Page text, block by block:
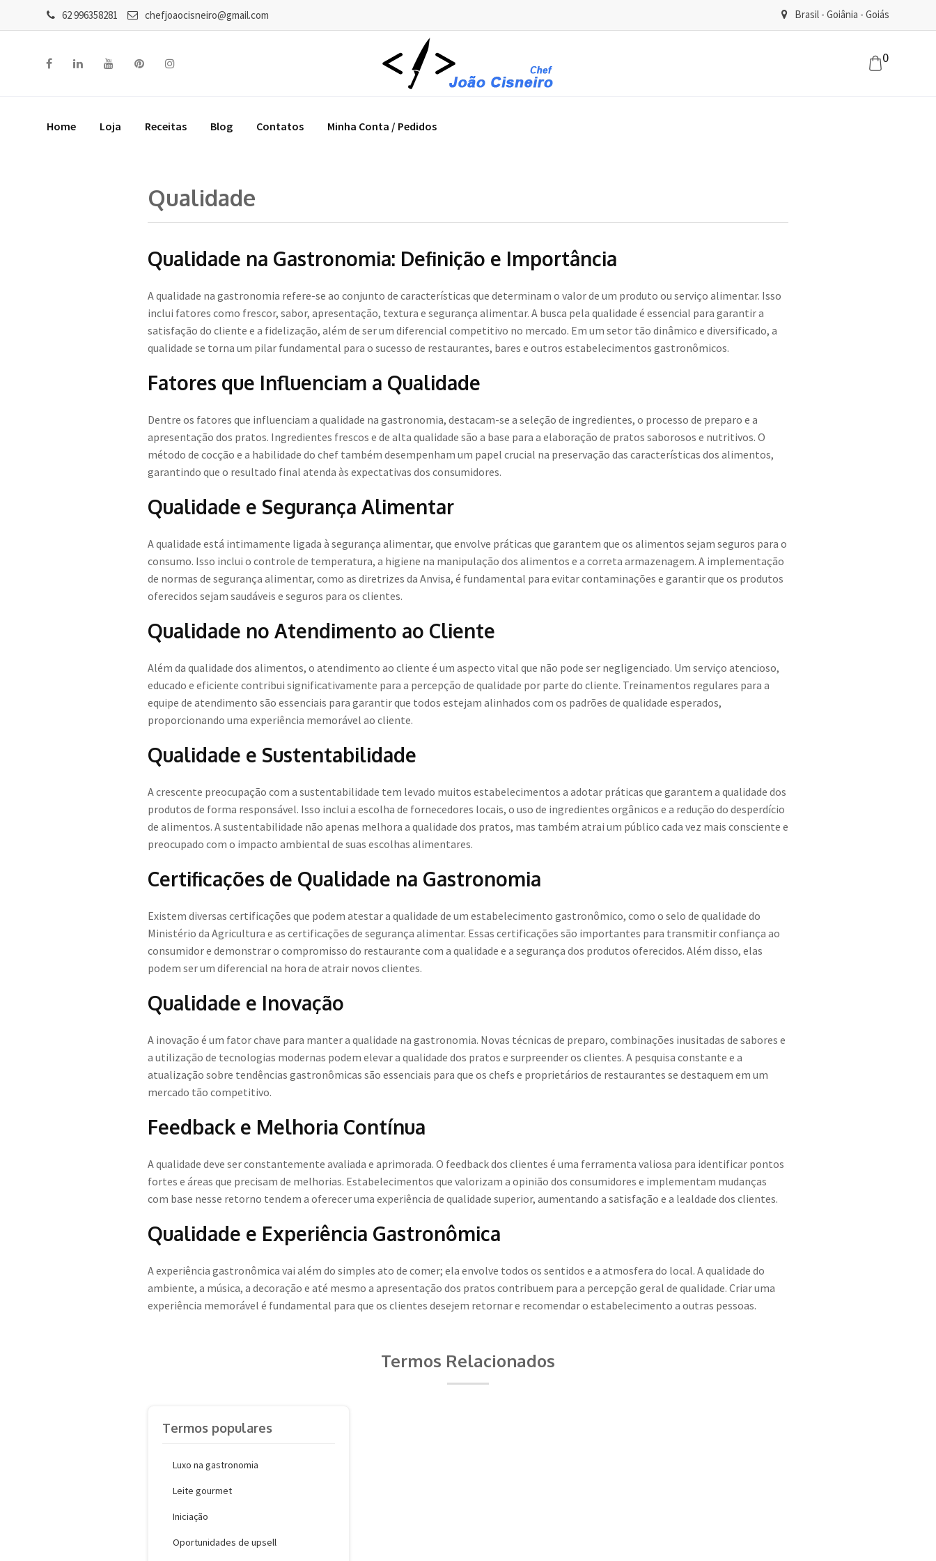
62 996358281 chefjoaocisneiro@gmail.com Brasil - Goiânia - Goiás
0
Home Loja Receitas Blog Contatos Minha Conta / Pedidos
Qualidade
Qualidade na Gastronomia: Definição e Importância
A qualidade na gastronomia refere-se ao conjunto de características que determinam o valor de um produto ou serviço alimentar. Isso
inclui fatores como frescor, sabor, apresentação, textura e segurança alimentar. A busca pela qualidade é essencial para garantir a
satisfação do cliente e a fidelização, além de ser um diferencial competitivo no mercado. Em um setor tão dinâmico e diversificado, a
qualidade se torna um pilar fundamental para o sucesso de restaurantes, bares e outros estabelecimentos gastronômicos.
Fatores que Influenciam a Qualidade
Dentre os fatores que influenciam a qualidade na gastronomia, destacam-se a seleção de ingredientes, o processo de preparo e a
apresentação dos pratos. Ingredientes frescos e de alta qualidade são a base para a elaboração de pratos saborosos e nutritivos. O
método de cocção e a habilidade do chef também desempenham um papel crucial na preservação das características dos alimentos,
garantindo que o resultado final atenda às expectativas dos consumidores.
Qualidade e Segurança Alimentar
A qualidade está intimamente ligada à segurança alimentar, que envolve práticas que garantem que os alimentos sejam seguros para o
consumo. Isso inclui o controle de temperatura, a higiene na manipulação dos alimentos e a correta armazenagem. A implementação
de normas de segurança alimentar, como as diretrizes da Anvisa, é fundamental para evitar contaminações e garantir que os produtos
oferecidos sejam saudáveis e seguros para os clientes.
Qualidade no Atendimento ao Cliente
Além da qualidade dos alimentos, o atendimento ao cliente é um aspecto vital que não pode ser negligenciado. Um serviço atencioso,
educado e eficiente contribui significativamente para a percepção de qualidade por parte do cliente. Treinamentos regulares para a
equipe de atendimento são essenciais para garantir que todos estejam alinhados com os padrões de qualidade esperados,
proporcionando uma experiência memorável ao cliente.
Qualidade e Sustentabilidade
A crescente preocupação com a sustentabilidade tem levado muitos estabelecimentos a adotar práticas que garantem a qualidade dos
produtos de forma responsável. Isso inclui a escolha de fornecedores locais, o uso de ingredientes orgânicos e a redução do desperdício
de alimentos. A sustentabilidade não apenas melhora a qualidade dos pratos, mas também atrai um público cada vez mais consciente e
preocupado com o impacto ambiental de suas escolhas alimentares.
Certificações de Qualidade na Gastronomia
Existem diversas certificações que podem atestar a qualidade de um estabelecimento gastronômico, como o selo de qualidade do
Ministério da Agricultura e as certificações de segurança alimentar. Essas certificações são importantes para transmitir confiança ao
consumidor e demonstrar o compromisso do restaurante com a qualidade e a segurança dos produtos oferecidos. Além disso, elas
podem ser um diferencial na hora de atrair novos clientes.
Qualidade e Inovação
A inovação é um fator chave para manter a qualidade na gastronomia. Novas técnicas de preparo, combinações inusitadas de sabores e
a utilização de tecnologias modernas podem elevar a qualidade dos pratos e surpreender os clientes. A pesquisa constante e a
atualização sobre tendências gastronômicas são essenciais para que os chefs e proprietários de restaurantes se destaquem em um
mercado tão competitivo.
Feedback e Melhoria Contínua
A qualidade deve ser constantemente avaliada e aprimorada. O feedback dos clientes é uma ferramenta valiosa para identificar pontos
fortes e áreas que precisam de melhorias. Estabelecimentos que valorizam a opinião dos consumidores e implementam mudanças
com base nesse retorno tendem a oferecer uma experiência de qualidade superior, aumentando a satisfação e a lealdade dos clientes.
Qualidade e Experiência Gastronômica
A experiência gastronômica vai além do simples ato de comer; ela envolve todos os sentidos e a atmosfera do local. A qualidade do
ambiente, a música, a decoração e até mesmo a apresentação dos pratos contribuem para a percepção geral de qualidade. Criar uma
experiência memorável é fundamental para que os clientes desejem retornar e recomendar o estabelecimento a outras pessoas.
Termos Relacionados
Termos populares
Luxo na gastronomia
Leite gourmet
Iniciação
Oportunidades de upsell